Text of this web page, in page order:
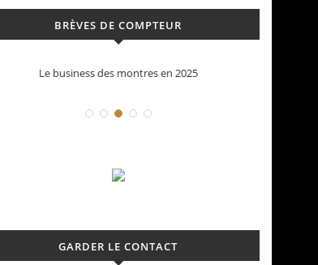
BRÈVES DE COMPTEUR
Le business des montres en 2025
GARDER LE CONTACT